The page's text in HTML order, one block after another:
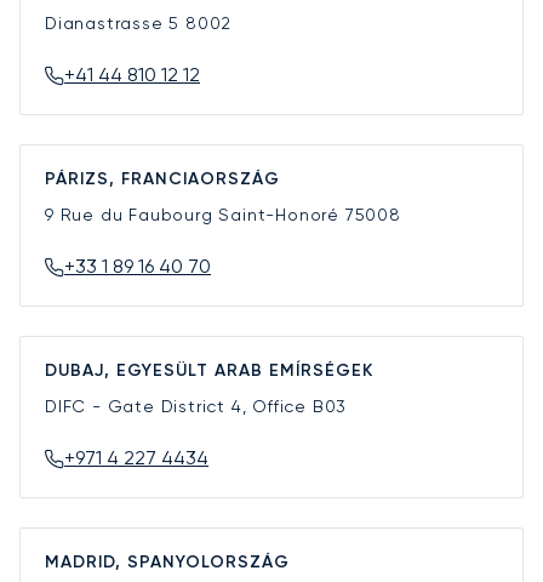
Dianastrasse 5 8002
+41 44 810 12 12
PÁRIZS, FRANCIAORSZÁG
9 Rue du Faubourg Saint-Honoré 75008
+33 1 89 16 40 70
DUBAJ, EGYESÜLT ARAB EMÍRSÉGEK
DIFC - Gate District 4, Office B03
+971 4 227 4434
MADRID, SPANYOLORSZÁG